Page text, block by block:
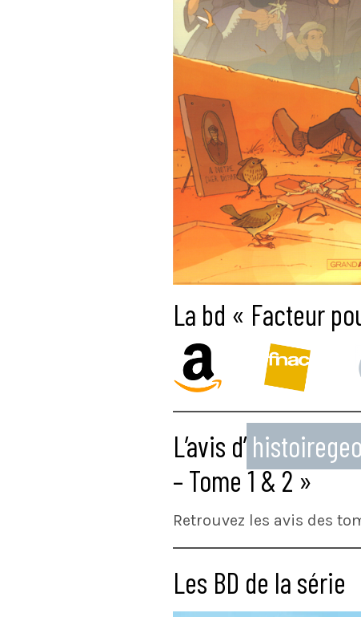
La bd « Facteur
L’avis d’
– Tome 1 & 2 »
Retrouvez les avis des
Les BD de la série